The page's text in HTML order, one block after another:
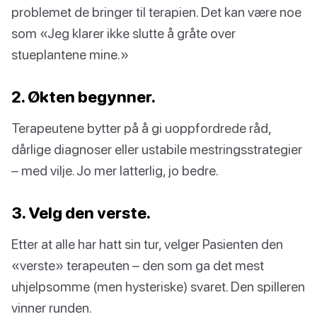
problemet de bringer til terapien. Det kan være noe
som «Jeg klarer ikke slutte å gråte over
stueplantene mine.»
2. Økten begynner.
Terapeutene bytter på å gi uoppfordrede råd,
dårlige diagnoser eller ustabile mestringsstrategier
– med vilje. Jo mer latterlig, jo bedre.
3. Velg den verste.
Etter at alle har hatt sin tur, velger Pasienten den
«verste» terapeuten – den som ga det mest
uhjelpsomme (men hysteriske) svaret. Den spilleren
vinner runden.